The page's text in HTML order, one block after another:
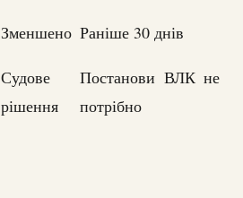
Зменшено Раніше 30 днів
Судове
рішення
Постанови ВЛК не
потрібно